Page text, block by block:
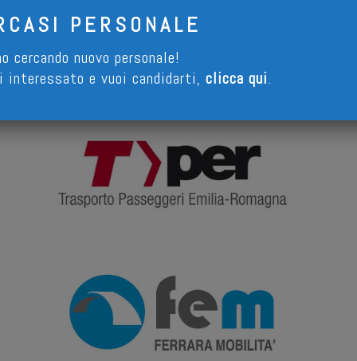
PERSONALE
cercando nuovo personale!
interessato e vuoi candidarti, clicca qui.